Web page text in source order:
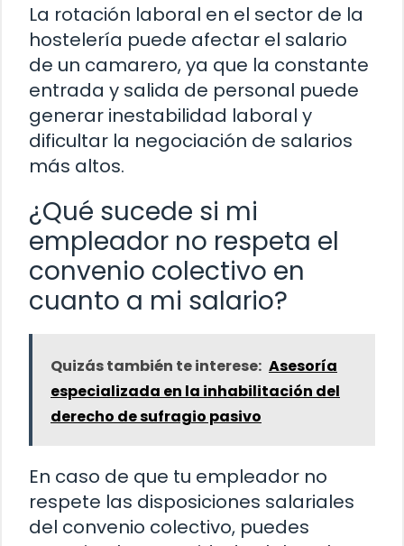
La rotación laboral en el sector de la
hostelería puede afectar el salario
de un camarero, ya que la constante
entrada y salida de personal puede
generar inestabilidad laboral y
dificultar la negociación de salarios
más altos.
¿Qué sucede si mi
empleador no respeta el
convenio colectivo en
cuanto a mi salario?
Quizás también te interese: Asesoría
especializada en la inhabilitación del
derecho de sufragio pasivo
En caso de que tu empleador no
respete las disposiciones salariales
del convenio colectivo, puedes